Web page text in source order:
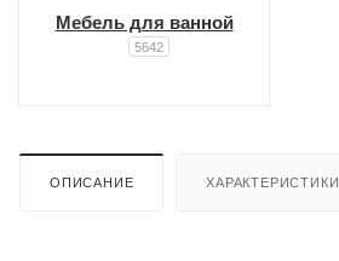
Мебель для ванной
5642
ОПИСАНИЕ ХАРАКТЕРИСТИКИ